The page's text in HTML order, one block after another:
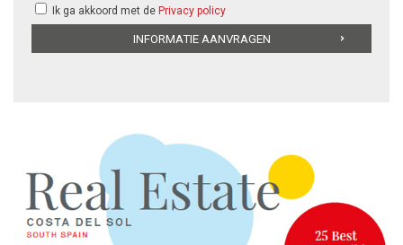
Ik ga akkoord met de Privacy policy